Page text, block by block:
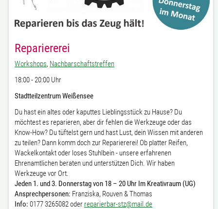
Repariererei
Workshops, Nachbarschaftstreffen
18:00 - 20:00 Uhr
Stadtteilzentrum Weißensee
Du hast ein altes oder kaputtes Lieblingsstück zu Hause? Du
möchtest es reparieren, aber dir fehlen die Werkzeuge oder das
Know-How? Du tüftelst gern und hast Lust, dein Wissen mit anderen
zu teilen? Dann komm doch zur Repariererei! Ob platter Reifen,
Wackelkontakt oder loses Stuhlbein - unsere erfahrenen
Ehrenamtlichen beraten und unterstützen Dich. Wir haben
Werkzeuge vor Ort.
Jeden 1. und 3. Donnerstag von 18 – 20 Uhr Im Kreativraum (UG)
Ansprechpersonen: Franziska, Rouven & Thomas
Info: 0177 3265082 oder reparierbar-stz@mail.de